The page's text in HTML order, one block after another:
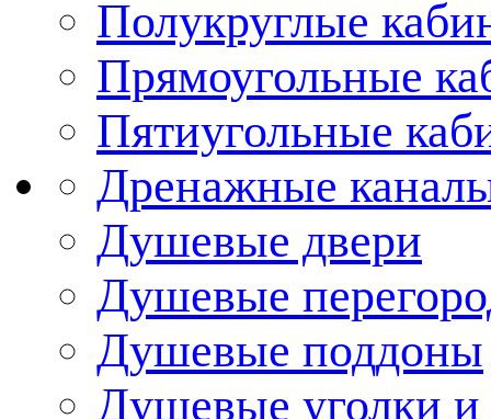
Полукруглые
Прямоугольные
Пятиугольные
Дренажные
Душевые двери
Душевые
Душевые поддоны
Душевые уголки и